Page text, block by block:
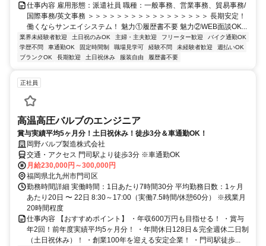
仕事内容 雇用形態：派遣社員 職種：一般事務、営業事務、貿易事務/
国際事務/英文事務 ＞＞＞＞＞＞＞＞＞＞＞＞＞＞＞＞＞ 長期安定！
働くならサンエイシステム！ 魅力①履歴書不要 魅力②WEB面談OK...
業界未経験者歓迎 土日祝のみOK 主婦・主夫歓迎 フリーター歓迎
バイク通勤OK
学歴不問
車通勤OK 固定時間制 職場見学可 経験不問 未経験者歓迎
週払いOK
ブランクOK
長期歓迎 土日祝休み 服装自由 履歴書不要
正社員
高温高圧バルブのエンジニア
賞与実績平均5ヶ月分！土日祝休み！徒歩3分＆車通勤OK！
岡野バルブ製造株式会社
交通・アクセス 門司駅より徒歩3分 ※車通勤OK
月給230,000円～300,000円
福岡県北九州市門司区
勤務時間詳細 実働時間：1日あたり7時間30分 平均勤務日数：1ヶ月
あたり20日 〜 22日 8:30～17:00（実働7.5時間/休憩60分） ※残業月
20時間程度
仕事内容 【おすすめポイント】 ・年収600万円も目指せる！ ・賞与
年2回！前年度実績平均5ヶ月分！ ・年間休日128日＆完全週休二日制
（土日祝休み）！ ・創業100年を迎える安定企業！ ・門司駅徒歩...